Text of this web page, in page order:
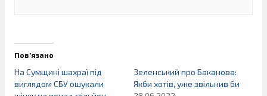
Пов’язано
На Сумщині шахраї під
виглядом СБУ ошукали
Зеленський про Баканова:
Якби хотів, уже звільнив би